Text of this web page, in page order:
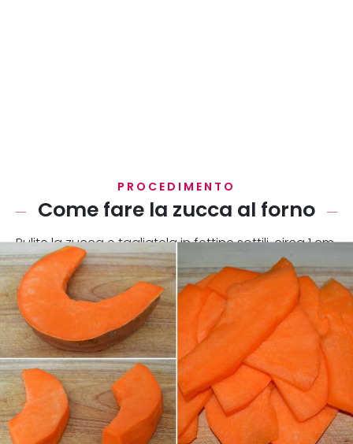
PROCEDIMENTO
Come fare la zucca al forno
Pulite la zucca e tagliatela in fettine sottili, circa 1 cm.